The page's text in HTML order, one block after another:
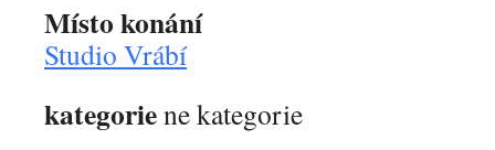
Místo konání
Studio Vrábí
kategoriene kategorie